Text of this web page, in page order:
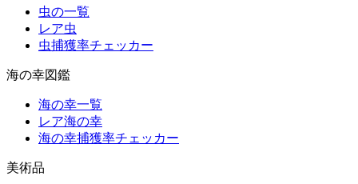
虫の一覧
レア虫
虫捕獲率チェッカー
海の幸図鑑
海の幸一覧
レア海の幸
海の幸捕獲率チェッカー
美術品